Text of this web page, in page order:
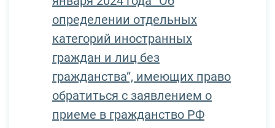
определении отдельных
категорий иностранных
граждан и лиц без
гражданства”, имеющих право
обратиться с заявлением о
приеме в гражданство РФ